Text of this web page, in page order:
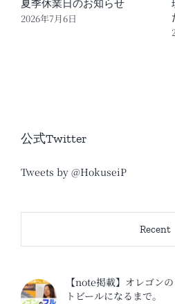
夏季休業日のお知らせ
2026年7月6日
公式Twitter
Tweets by @HokuseiP
Recent
【note掲載】オレゴン
トビールになるまで。